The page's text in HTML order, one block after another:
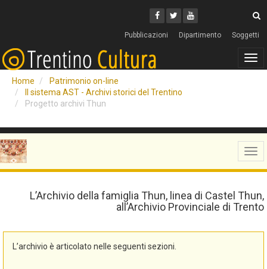
Facebook
Twitter
Youtube
Pubblicazioni Dipartimento Soggetti
Home
Patrimonio on-line
Il sistema AST - Archivi storici del Trentino
Progetto archivi Thun
L’Archivio della famiglia Thun, linea di Castel Thun,
all’Archivio Provinciale di Trento
L’archivio è articolato nelle seguenti sezioni.